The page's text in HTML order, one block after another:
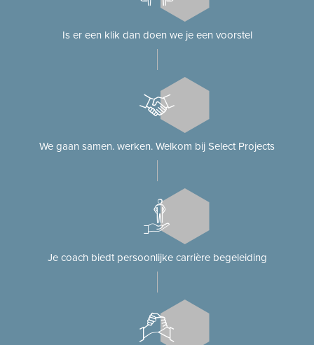
Is er een klik dan doen we je een voorstel
We gaan samen. werken. Welkom bij Select Projects
Je coach biedt persoonlijke carrière begeleiding